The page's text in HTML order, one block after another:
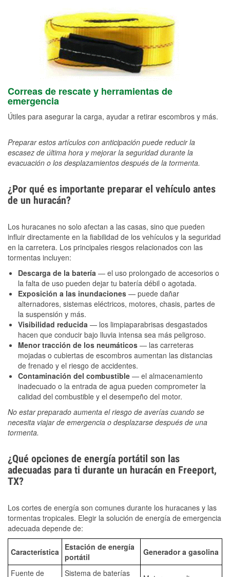
Correas de rescate y herramientas de
emergencia
Útiles para asegurar la carga, ayudar a retirar escombros y más.
Preparar estos artículos con anticipación puede reducir la
escasez de última hora y mejorar la seguridad durante la
evacuación o los desplazamientos después de la tormenta.
¿Por qué es importante preparar el vehículo antes
de un huracán?
Los huracanes no solo afectan a las casas, sino que pueden
influir directamente en la fiabilidad de los vehículos y la seguridad
en la carretera. Los principales riesgos relacionados con las
tormentas incluyen:
Descarga de la batería — el uso prolongado de accesorios o
la falta de uso pueden dejar tu batería débil o agotada.
Exposición a las inundaciones — puede dañar
alternadores, sistemas eléctricos, motores, chasis, partes de
la suspensión y más.
Visibilidad reducida — los limpiaparabrisas desgastados
hacen que conducir bajo lluvia intensa sea más peligroso.
Menor tracción de los neumáticos — las carreteras
mojadas o cubiertas de escombros aumentan las distancias
de frenado y el riesgo de accidentes.
Contaminación del combustible — el almacenamiento
inadecuado o la entrada de agua pueden comprometer la
calidad del combustible y el desempeño del motor.
No estar preparado aumenta el riesgo de averías cuando se
necesita viajar de emergencia o desplazarse después de una
tormenta.
¿Qué opciones de energía portátil son las
adecuadas para ti durante un huracán en Freeport,
TX?
Los cortes de energía son comunes durante los huracanes y las
tormentas tropicales. Elegir la solución de energía de emergencia
adecuada depende de:
Característica
Estación de energía
portátil
Generador a gasolina
Fuente de Sistema de baterías